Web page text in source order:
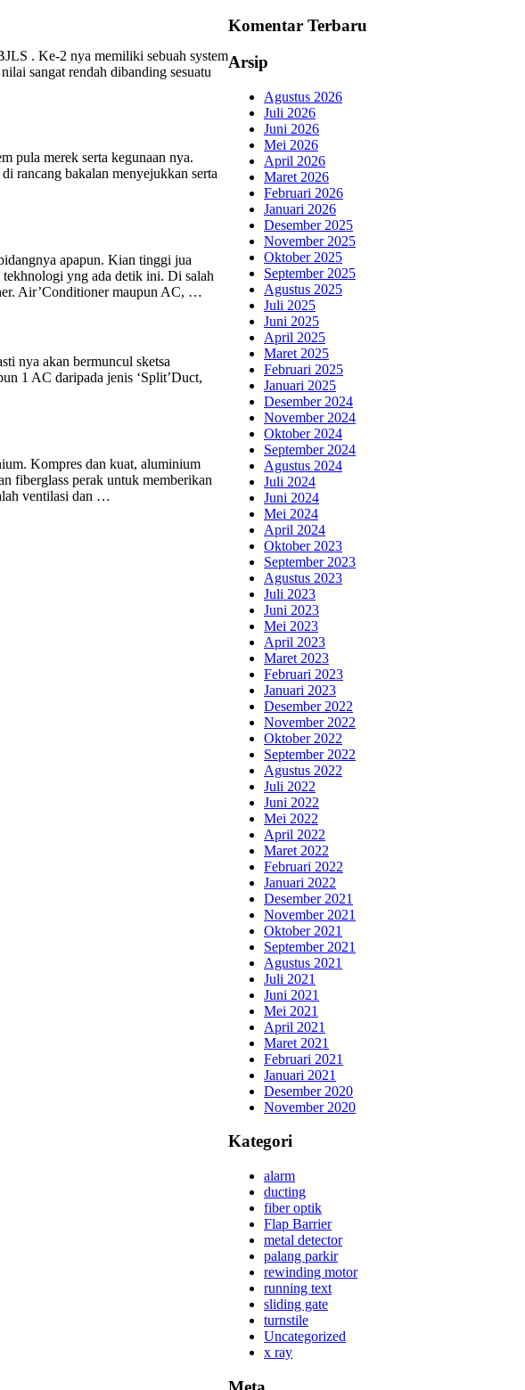
. Ke-2 nya memiliki sebuah system
sangat rendah dibanding sesuatu
pula merek serta kegunaan nya.
rancang bakalan menyejukkan serta
apapun. Kian tinggi jua
tekhnologi yng ada detik ini. Di salah
Air’Conditioner maupun AC, …
nya akan bermuncul sketsa
1 AC daripada jenis ‘Split’Duct,
Kompres dan kuat, aluminium
fiberglass perak untuk memberikan
ventilasi dan …
Komentar Terbaru
Arsip
Agustus 2026
Juli 2026
Juni 2026
Mei 2026
April 2026
Maret 2026
Februari 2026
Januari 2026
Desember 2025
November 2025
Oktober 2025
September 2025
Agustus 2025
Juli 2025
Juni 2025
April 2025
Maret 2025
Februari 2025
Januari 2025
Desember 2024
November 2024
Oktober 2024
September 2024
Agustus 2024
Juli 2024
Juni 2024
Mei 2024
April 2024
Oktober 2023
September 2023
Agustus 2023
Juli 2023
Juni 2023
Mei 2023
April 2023
Maret 2023
Februari 2023
Januari 2023
Desember 2022
November 2022
Oktober 2022
September 2022
Agustus 2022
Juli 2022
Juni 2022
Mei 2022
April 2022
Maret 2022
Februari 2022
Januari 2022
Desember 2021
November 2021
Oktober 2021
September 2021
Agustus 2021
Juli 2021
Juni 2021
Mei 2021
April 2021
Maret 2021
Februari 2021
Januari 2021
Desember 2020
November 2020
Kategori
alarm
ducting
fiber optik
Flap Barrier
metal detector
palang parkir
rewinding motor
running text
sliding gate
turnstile
Uncategorized
x ray